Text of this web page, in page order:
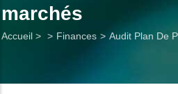
marchés
Fil
Accueil > Finances Audit Plan De